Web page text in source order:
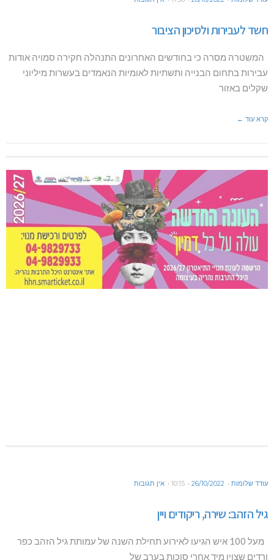
חשד לעבירות ולסיכון הציבור
המשטרה מסרה כי בחודשים האחרונים התנהלה חקירה סמויה אודות
עבירות בתחום הבנייה ותשתיות לאומיות הנאמדים בעשרות מיליוני
שקלים באזור
קרא עוד ←
עודד שלומות 26/10/2022
10:15 אין תגובות
גיל הזהב: שירה, ריקודים ויין
מעל 100 איש הגיעו לאירוע תחילת השנה של עמותת גיל הזהב כפר
ורדים שצוין מיד אחרי סוכות בערב של